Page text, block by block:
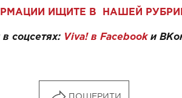
ИЩИТЕ В НАШЕЙ
соцсетях: Viva! в Facebookи